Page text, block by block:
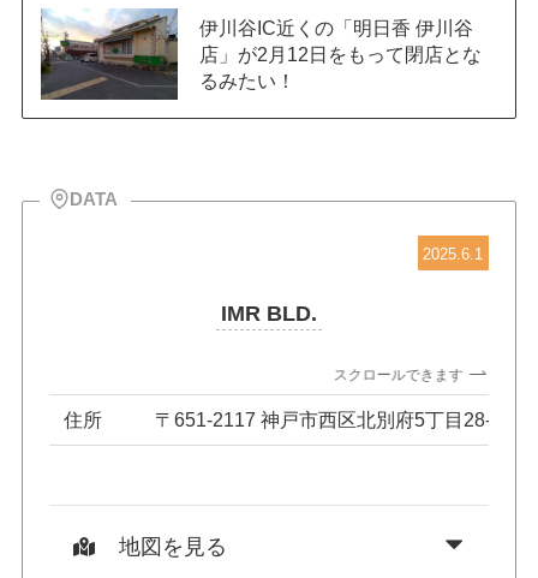
伊川谷IC近くの「明日香 伊川谷
店」が2月12日をもって閉店とな
るみたい！
DATA
2025.6.1
IMR BLD.
スクロールできます
住所 〒651-2117 神戸市西区北別府5丁目28-1
地図を見る